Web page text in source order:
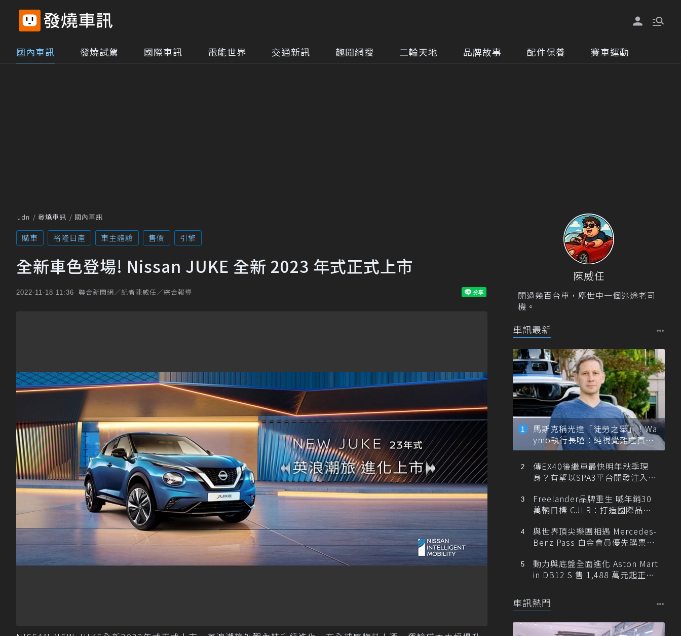
國內車訊 發燒試駕 國際車訊 電能世界 交通新訊 趣聞網搜 二輪天地 品牌故事 配件保養 賽車運動
udn 發燒車訊 國內車訊
購車 裕隆日產 車主體驗 售價 引擎
全新車色登場! Nissan JUKE 全新 2023 年式正式上市
2022-11-18 11:36 聯合新聞網／記者陳威任／綜合報導
陳威任
開過幾百台車，塵世中一個迷途老司
機。
車訊最新
馬斯克稱光達「徒勞之舉」！Wa
ymo執行長嗆：純視覺難達真正
自動駕駛
傳EX40後繼車最快明年秋季現
身？有望以SPA3平台開發注入80
Freelander品牌重生 喊年銷30
萬輛目標 CJLR：打造國際品牌
與世界頂尖樂團相遇 Mercedes-
Benz Pass 白金會員優先購票維
動力與底盤全面進化 Aston Mart
in DB12 S 售 1,488 萬元起正式
車訊熱門